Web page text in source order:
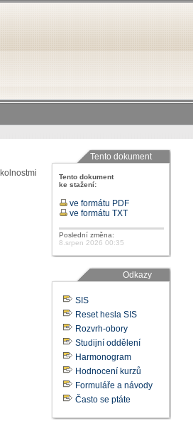
Tento dokument
Tento dokument
ke stažení:
ve formátu PDF
ve formátu TXT
Poslední změna:
8.srpen 2026 00:35
Odkazy
SIS
Reset hesla SIS
Rozvrh-obory
Studijní oddělení
Harmonogram
Hodnocení kurzů
Formuláře a návody
Často se ptáte